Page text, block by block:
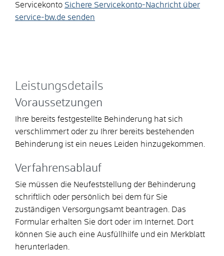
Servicekonto Sichere Servicekonto-Nachricht über
service-bw.de senden
Leistungsdetails
Voraussetzungen
Ihre bereits festgestellte Behinderung hat sich
verschlimmert oder zu Ihrer bereits bestehenden
Behinderung ist ein neues Leiden hinzugekommen.
Verfahrensablauf
Sie müssen die Neufeststellung der Behinderung
schriftlich oder persönlich bei dem für Sie
zuständigen Versorgungsamt beantragen. Das
Formular erhalten Sie dort oder im Internet. Dort
können Sie auch eine Ausfüllhilfe und ein Merkblatt
herunterladen.